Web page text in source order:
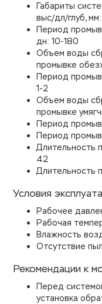
Габариты
выс/дл/глуб,
Период
дн: 10-180
Объем воды
промывке
Период
1-2
Объем воды
промывке
Период
Период
Длительность
42
Длительность
Условия
Рабочее
Рабочая
Влажность
Отсутствие
Рекомендации к
Перед
установка